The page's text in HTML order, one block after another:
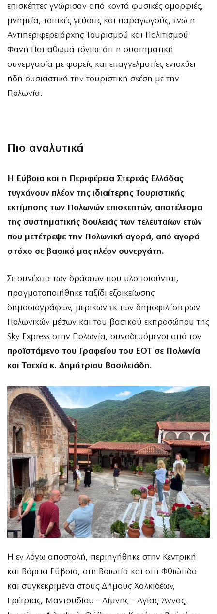
επισκέπτες γνώρισαν από κοντά φυσικές ομορφιές,
μνημεία, τοπικές γεύσεις και παραγωγούς, ενώ η
Αντιπεριφερειάρχης Τουρισμού και Πολιτισμού
Φανή Παπαθωμά τόνισε ότι η συστηματική
συνεργασία με φορείς και επαγγελματίες ενισχύει
ήδη ουσιαστικά την τουριστική σχέση με την
Πολωνία.
Πιο αναλυτικά
Η Εύβοια και η Περιφέρεια Στερεάς Ελλάδας
τυγχάνουν πλέον της ιδιαίτερης Τουριστικής
εκτίμησης των Πολωνών επισκεπτών, αποτέλεσμα
της συστηματικής δουλειάς των τελευταίων ετών
που μετέτρεψε την Πολωνική αγορά, από αγορά
στόχο σε βασικό μας πλέον συνεργάτη.
Σε συνέχεια των δράσεων που υλοποιούνται,
πραγματοποιήθηκε ταξίδι εξοικείωσης
δημοσιογράφων, μερικών εκ των δημοφιλέστερων
Πολωνικών μέσων και του βασικού εκπροσώπου της
Sky Express στην Πολωνία, συνοδευόμενοι από τον
προϊστάμενο του Γραφείου του ΕΟΤ σε Πολωνία
και Τσεχία κ. Δημήτριου Βασιλειάδη.
Η εν λόγω αποστολή, περιηγήθηκε στην Κεντρική
και Βόρεια Εύβοια, στη Βοιωτία και στη Φθιώτιδα
και συγκεκριμένα στους Δήμους Χαλκιδέων,
Ερέτριας, Μαντουδίου – Λίμνης – Αγίας Άννας,